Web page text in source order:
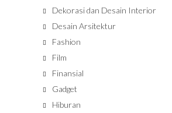
Dekorasi dan Desain Interior
Desain Arsitektur
Fashion
Film
Finansial
Gadget
Hiburan